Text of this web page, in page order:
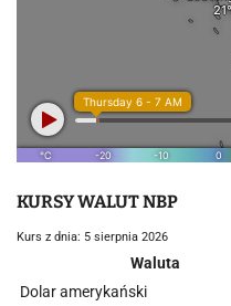
KURSY WALUT NBP
Kurs z dnia: 5 sierpnia 2026
Waluta
Dolar amerykański